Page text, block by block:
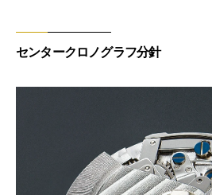
センタークロノグラフ分針